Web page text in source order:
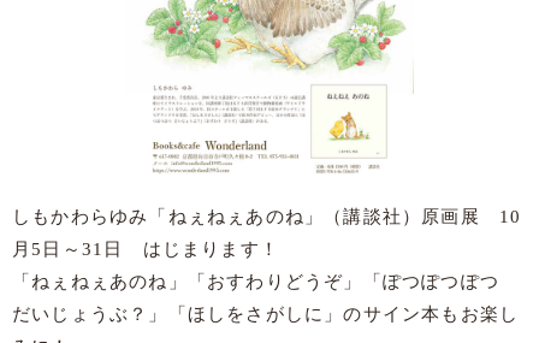
しもかわらゆみ「ねぇねぇあのね」（講談社）原画展 10
月5日～31日 はじまります！
「ねぇねぇあのね」「おすわりどうぞ」「ぽつぽつぽつ
だいじょうぶ？」「ほしをさがしに」のサイン本もお楽し